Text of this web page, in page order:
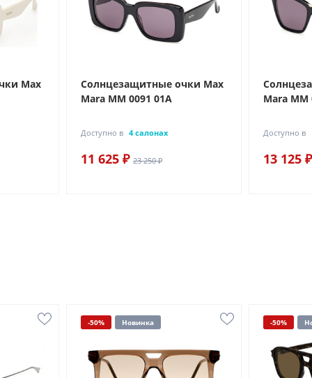
Max
Солнцезащитные очки Max
Mara MM 0091 01A
Доступно в 4 салонах
11 625 ₽ 23 250 ₽
Mara MM
Доступно в
13 125 ₽
-50% Новинка -50%